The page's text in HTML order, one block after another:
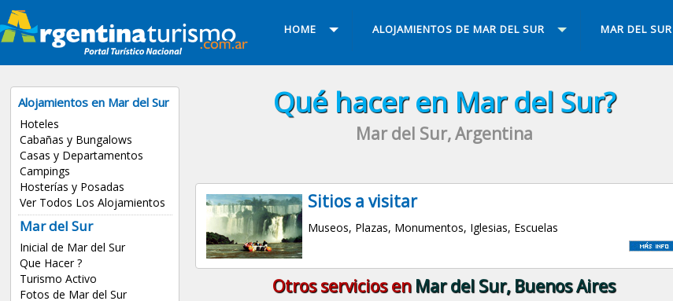
HOME ALOJAMIENTOS DE MAR DEL SUR MAR DEL SUR
Alojamientos en Mar del Sur
Hoteles
Cabañas y Bungalows
Casas y Departamentos
Campings
Hosterías y Posadas
Ver Todos Los Alojamientos
Mar del Sur
Inicial de Mar del Sur
Que Hacer ?
Turismo Activo
Fotos de Mar del Sur
Qué hacer en Mar del Sur?
Mar del Sur, Argentina
Sitios a visitar
Museos, Plazas, Monumentos, Iglesias, Escuelas
Otros servicios en Mar del Sur, Buenos Aires